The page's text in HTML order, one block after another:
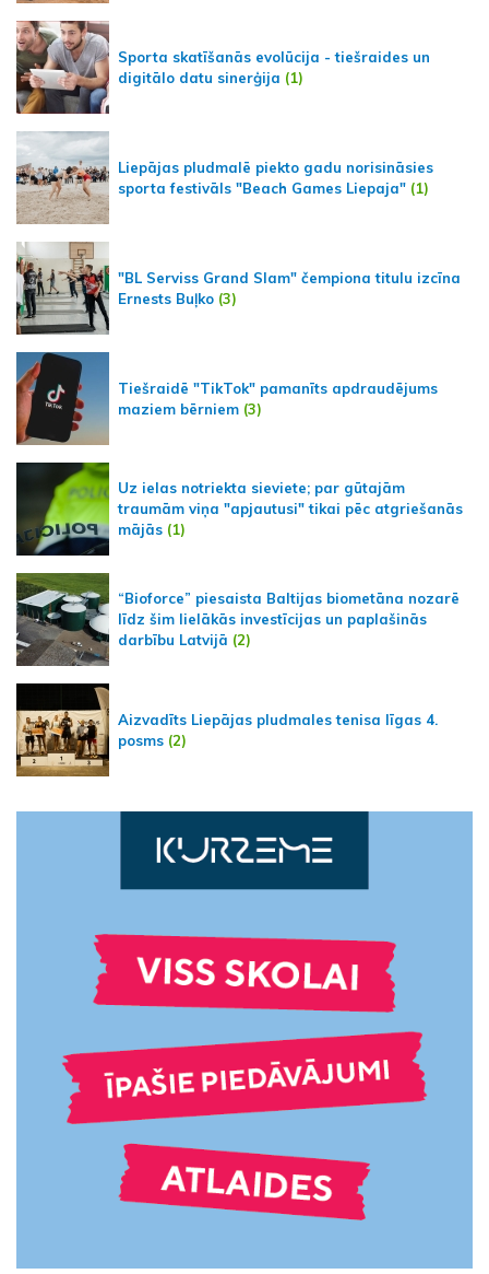
Sporta skatīšanās evolūcija - tiešraides un
digitālo datu sinerģija (1)
Liepājas pludmalē piekto gadu norisināsies
sporta festivāls "Beach Games Liepaja" (1)
"BL Serviss Grand Slam" čempiona titulu izcīna
Ernests Buļko (3)
Tiešraidē "TikTok" pamanīts apdraudējums
maziem bērniem (3)
Uz ielas notriekta sieviete; par gūtajām
traumām viņa "apjautusi" tikai pēc atgriešanās
mājās (1)
“Bioforce” piesaista Baltijas biometāna nozarē
līdz šim lielākās investīcijas un paplašinās
darbību Latvijā (2)
Aizvadīts Liepājas pludmales tenisa līgas 4.
posms (2)